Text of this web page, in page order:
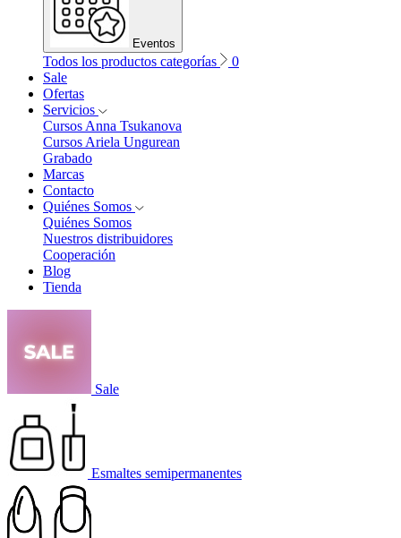
Eventos
Todos los productos categorías
0
Sale
Ofertas
Servicios
Cursos Anna Tsukanova
Cursos Ariela Ungurean
Grabado
Marcas
Contacto
Quiénes Somos
Quiénes Somos
Nuestros distribuidores
Cooperación
Blog
Tienda
Sale
Esmaltes semipermanentes